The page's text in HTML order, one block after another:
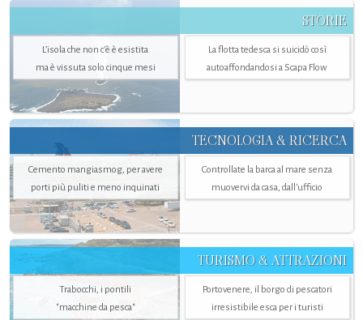
STORIE
L’isola che non c'è è esistita
ma è vissuta solo cinque mesi
La flotta tedesca si suicidò così
autoaffondandosi a Scapa Flow
TECNOLOGIA & RICERCA
Cemento mangiasmog, per avere
porti più puliti e meno inquinati
Controllate la barca al mare senza
muovervi da casa, dall’ufficio
TURISMO & ATTRAZIONI
Trabocchi, i pontili
"macchine da pesca"
Portovenere, il borgo di pescatori
irresistibile esca per i turisti